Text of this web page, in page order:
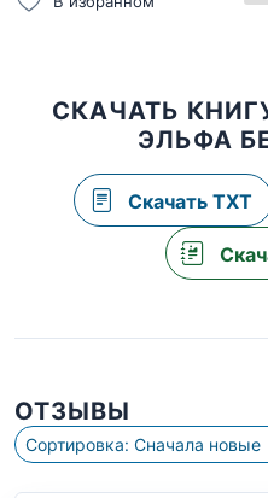
СКАЧАТЬ
ЭЛЬФА
Скачать TXT
ОТЗЫВЫ
Сортировка: Сначала новые